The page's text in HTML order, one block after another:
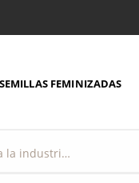
FEMINIZADAS
Digg's Terra analiza cómo ha afectado el Covid-19 a la industria del cannabis en USA